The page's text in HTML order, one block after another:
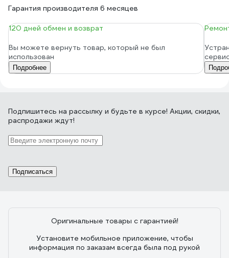
Гарантия производителя 6 месяцев
120 дней обмен и возврат
Вы можете вернуть товар, который не был
использован
Подробнее
Подпишитесь на рассылку и будьте в курсе! Акции, скидки,
распродажи ждут!
Подписаться
Оригинальные товары с гарантией!
Установите мобильное приложение, чтобы
информация по заказам всегда была под рукой